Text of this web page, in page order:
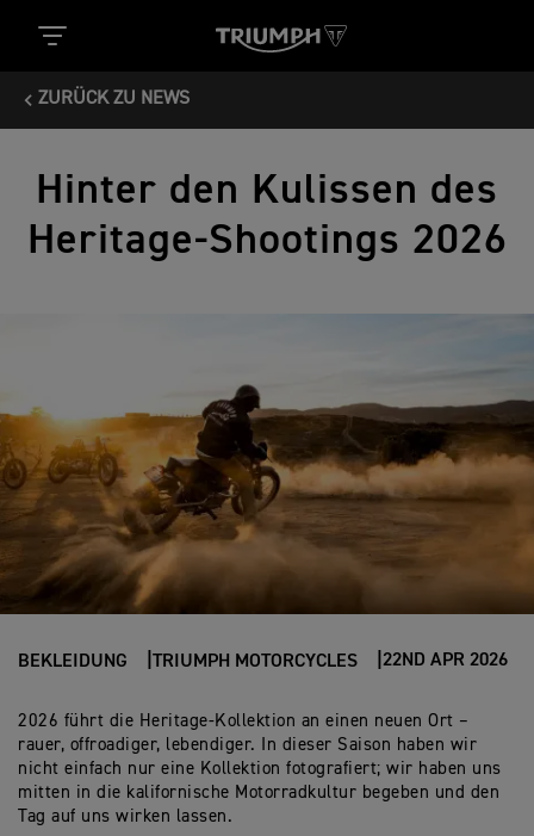
ZURÜCK ZU NEWS
Hinter den Kulissen des
Heritage-Shootings 2026
BEKLEIDUNG TRIUMPH MOTORCYCLES 22ND APR 2026
2026 führt die Heritage-Kollektion an einen neuen Ort –
rauer, offroadiger, lebendiger. In dieser Saison haben wir
nicht einfach nur eine Kollektion fotografiert; wir haben uns
mitten in die kalifornische Motorradkultur begeben und den
Tag auf uns wirken lassen.